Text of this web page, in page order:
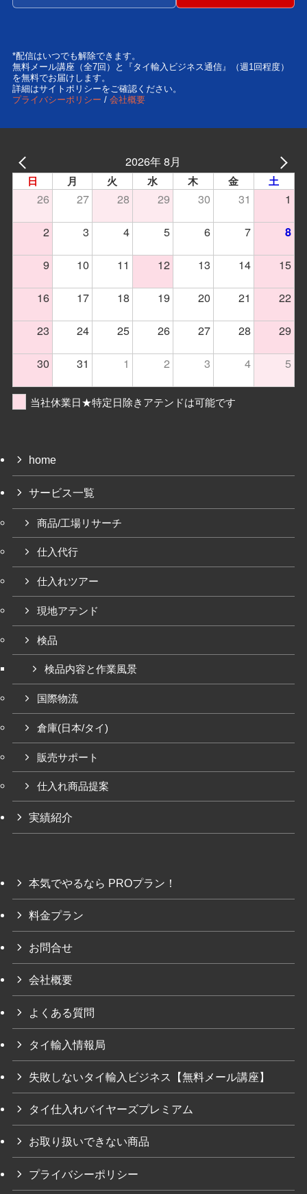
*配信はいつでも解除できます。
無料メール講座（全7回）と『タイ輸入ビジネス通信』（週1回程度）
を無料でお届けします。
詳細はサイトポリシーをご確認ください。
プライバシーポリシー / 会社概要
2026年 8月
日 月 火 水 木 金 土
26 27 28 29 30 31
1
2
3 4 5 6 7 8
9 10 11 12 13 14
15
16
17 18 19 20 21
22
23
24 25 26 27 28
29
30
31 1 2 3 4 5
当社休業日★特定日除きアテンドは可能です
home
サービス一覧
商品/工場リサーチ
仕入代行
仕入れツアー
現地アテンド
検品
検品内容と作業風景
国際物流
倉庫(日本/タイ)
販売サポート
仕入れ商品提案
実績紹介
本気でやるなら PROプラン！
料金プラン
お問合せ
会社概要
よくある質問
タイ輸入情報局
失敗しないタイ輸入ビジネス【無料メール講座】
タイ仕入れバイヤーズプレミアム
お取り扱いできない商品
プライバシーポリシー